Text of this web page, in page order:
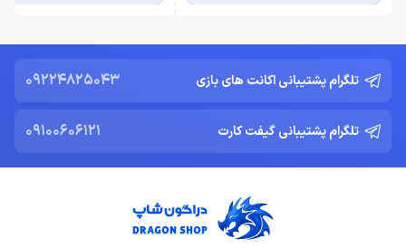
تلگرام پشتیبانی اکانت های بازی 09224825043
تلگرام پشتیبانی گیفت کارت 09100606121